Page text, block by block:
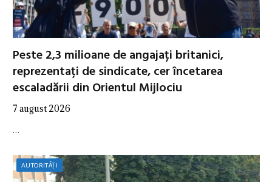
Peste 2,3 milioane de angajați britanici,
reprezentați de sindicate, cer încetarea
escaladării din Orientul Mijlociu
7 august 2026
…
AUTORITĂȚI